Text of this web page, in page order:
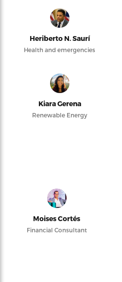
Heriberto N. Saurí
Health and emergencies
Kiara Gerena
Renewable Energy
Moises Cortés
Financial Consultant